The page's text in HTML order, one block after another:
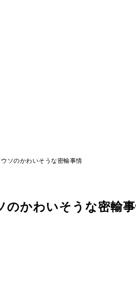
ソのかわいそうな密輸事情
のかわいそうな密輸